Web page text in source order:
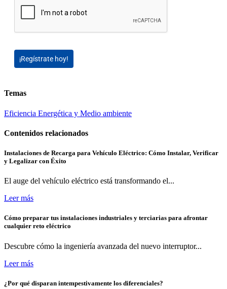
¡Regístrate hoy!
Temas
Eficiencia Energética y Medio ambiente
Contenidos relacionados
Instalaciones de Recarga para Vehículo Eléctrico: Cómo Instalar, Verificar
y Legalizar con Éxito
El auge del vehículo eléctrico está transformando el...
Leer más
Cómo preparar tus instalaciones industriales y terciarias para afrontar
cualquier reto eléctrico
Descubre cómo la ingeniería avanzada del nuevo interruptor...
Leer más
¿Por qué disparan intempestivamente los diferenciales?